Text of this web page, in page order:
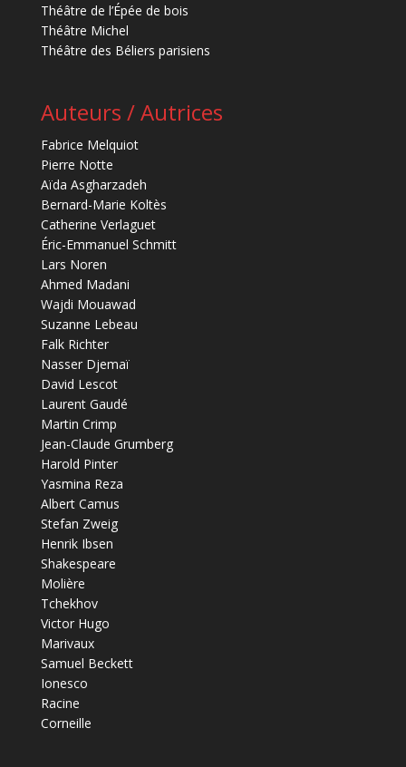
Théâtre de l’Épée de bois
Théâtre Michel
Théâtre des Béliers parisiens
Auteurs / Autrices
Fabrice Melquiot
Pierre Notte
Aïda Asgharzadeh
Bernard-Marie Koltès
Catherine Verlaguet
Éric-Emmanuel Schmitt
Lars Noren
Ahmed Madani
Wajdi Mouawad
Suzanne Lebeau
Falk Richter
Nasser Djemaï
David Lescot
Laurent Gaudé
Martin Crimp
Jean-Claude Grumberg
Harold Pinter
Yasmina Reza
Albert Camus
Stefan Zweig
Henrik Ibsen
Shakespeare
Molière
Tchekhov
Victor Hugo
Marivaux
Samuel Beckett
Ionesco
Racine
Corneille